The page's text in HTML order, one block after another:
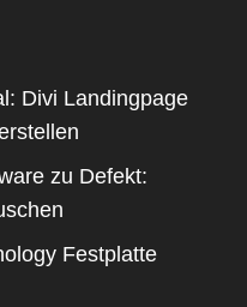
Divi Landingpage
zu Defekt:
Festplatte